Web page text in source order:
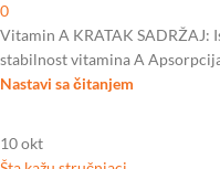
0
Vitamin A KRATAK
stabilnost vitamina A
Nastavi sa čitanjem
10okt